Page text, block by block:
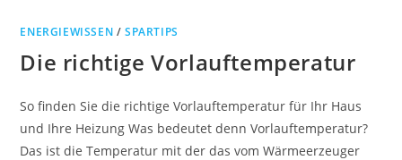
ENERGIEWISSEN /SPARTIPS
Die richtige Vorlauftemperatur
So finden Sie die richtige Vorlauftemperatur für Ihr Haus
und Ihre Heizung Was bedeutet denn Vorlauftemperatur?
Das ist die Temperatur mit der das vom Wärmeerzeuger